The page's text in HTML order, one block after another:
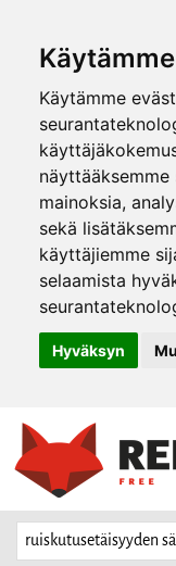
Käytämme
mainoksia,
sekä
käyttäjiemme
selaamista
Hyväksyn